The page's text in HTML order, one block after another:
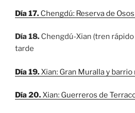
Día 17. Chengdú: Reserva de
Día 18. Chengdú-Xian (tren
tarde
Día 19.Xian: Gran Muralla y
Día 20.Xian: Guerreros de